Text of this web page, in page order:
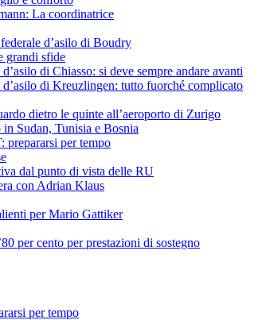
La coordinatrice
d’asilo di Boudry
grandi sfide
di Chiasso: si deve sempre andare avanti
d’asilo di Kreuzlingen: tutto fuorché complicato
dietro le quinte all’aeroporto di Zurigo
Sudan, Tunisia e Bosnia
prepararsi per tempo
dal punto di vista delle RU
con Adrian Klaus
per Mario Gattiker
per cento per prestazioni di sostegno
per tempo